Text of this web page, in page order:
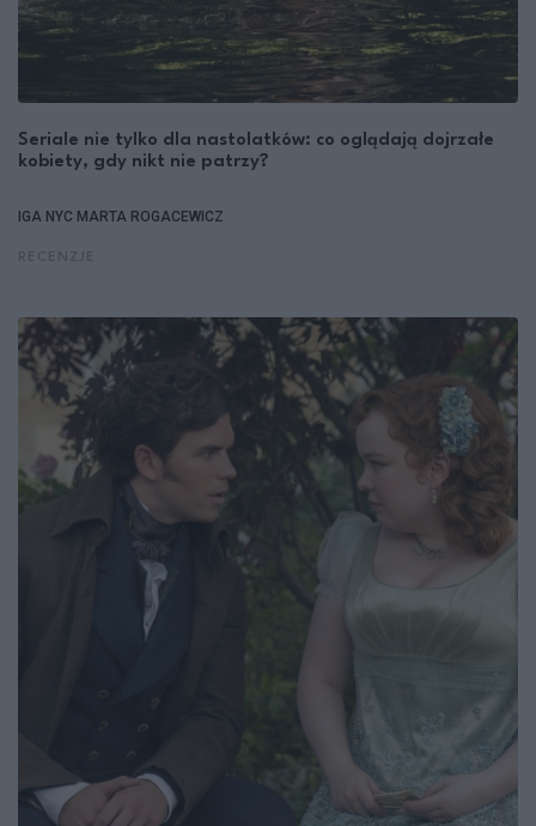
Seriale nie tylko dla nastolatków: co oglądają dojrzałe
kobiety, gdy nikt nie patrzy?
IGA NYC MARTA ROGACEWICZ